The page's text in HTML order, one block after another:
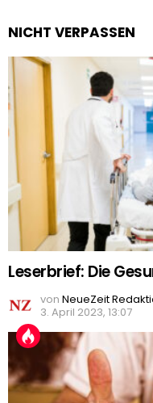
NICHT VERPASSEN
Leserbrief: Die
von NeueZeit
3. April 2023, 13:07